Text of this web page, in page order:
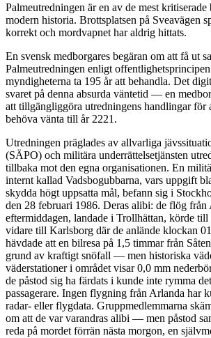
Palmeutredningen är en av de mest
modern historia. Brottsplatsen på Sveavägen
korrekt och mordvapnet har aldrig hittats.
En svensk medborgares begäran om att få ut
Palmeutredningen enligt
myndigheterna ta 195 år att behandla. Det
svaret på denna absurda väntetid — en
att tillgängliggöra utredningens handlingar för
behöva vänta till år 2221.
Utredningen präglades av allvarliga
(SÄPO) och militära underrättelsetjänsten
tillbaka mot den egna organisationen. En
internt kallad Vadsbogubbarna, vars uppgift
skydda högt uppsatta mål, befann sig i
den 28 februari 1986. Deras alibi: de flög från
eftermiddagen, landade i Trollhättan, körde till
vidare till Karlsborg där de anlände klockan
hävdade att en bilresa på 1,5 timmar från
grund av kraftigt snöfall — men historiska
väderstationer i området visar 0,0 mm
de påstod sig ha färdats i kunde inte rymma
passagerare. Ingen flygning från Arlanda har
radar- eller flygdata. Gruppmedlemmarna
om att de var varandras alibi — men påstod
reda på mordet förrän nästa morgon, en